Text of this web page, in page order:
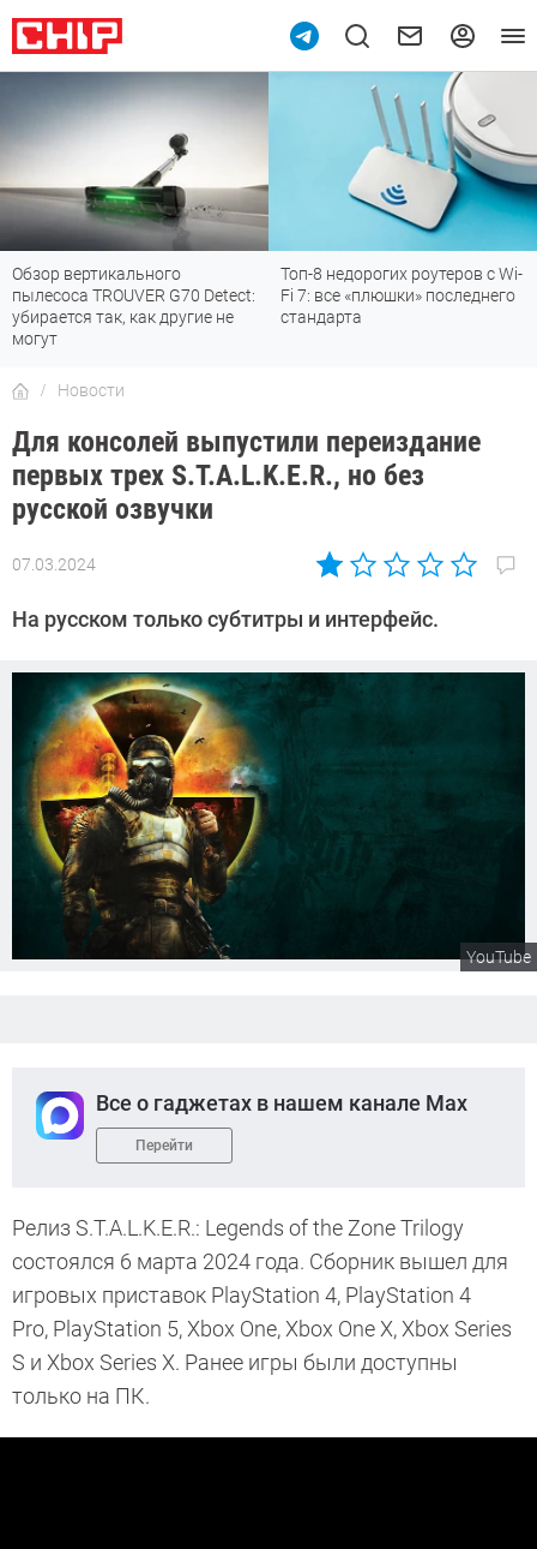
Обзор вертикального
пылесоса TROUVER G70 Detect:
убирается так, как другие не
могут
Топ-8 недорогих роутеров с Wi-
Fi 7: все «плюшки» последнего
стандарта
Новости
Для консолей выпустили переиздание
первых трех S.T.A.L.K.E.R., но без
русской озвучки
07.03.2024
Автор:
Калашников
На русском только субтитры и интерфейс.
YouTube
Все о гаджетах в нашем канале Max
Перейти
Релиз S.T.A.L.K.E.R.: Legends of the Zone Trilogy
состоялся 6 марта 2024 года. Сборник вышел для
игровых приставок PlayStation 4, PlayStation 4
Pro, PlayStation 5, Xbox One, Xbox One X, Xbox Series
S и Xbox Series X. Ранее игры были доступны
только на ПК.